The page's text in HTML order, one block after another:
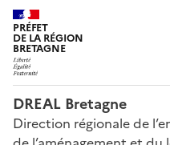
PRÉFET
DE LA RÉGION
BRETAGNE
DREAL Bretagne
Direction régionale de